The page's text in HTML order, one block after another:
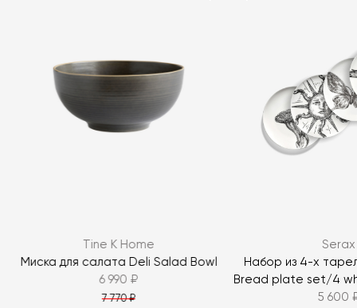
Tine K Home
Миска для салата Deli Salad Bowl
6 990 ₽
7 770 ₽
Serax
Набор из 4-х
Bread plate set/4
5 600